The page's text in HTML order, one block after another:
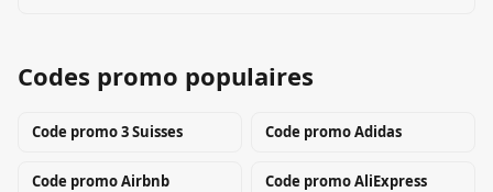
Codes promo populaires
Code promo3 Suisses Code promoAdidas
Code promoAirbnb Code promoAliExpress